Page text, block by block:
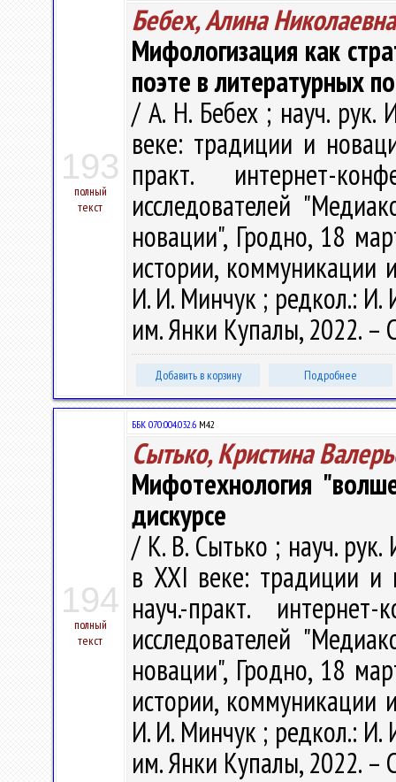
193
полный
текст
Бебех, Алина Николаевна
Мифологизация как
поэте в литературных
/ А. Н. Бебех ; науч.
веке: традиции и
практ. интернет-
исследователей
новации", Гродно, 18
истории, коммуникации
И. И. Минчук ; редкол.: И.
им. Янки Купалы, 2022. –
Добавить в корзину Подробнее
194
полный
текст
ББК 070:004.032.6 М42
Сытько, Кристина
Мифотехнология
дискурсе
/ К. В. Сытько ; науч.
в XXI веке: традиции и
науч.-практ.
исследователей
новации", Гродно, 18
истории, коммуникации
И. И. Минчук ; редкол.: И.
им. Янки Купалы, 2022. –